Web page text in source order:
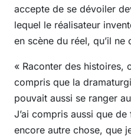
accepte de se dévoiler
lequel le réalisateur
en scène du réel, qu’il ne
« Raconter des histoires,
compris que la
pouvait aussi se ranger
J’ai compris aussi que
encore autre chose, que